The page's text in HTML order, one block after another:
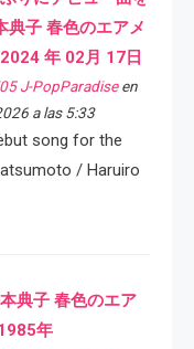
典子 春色のエアメ
年 02月 17日
J-PopParadiseen
a las 5:33
song for the
/ Haruiro
本典子 春色のエア
年